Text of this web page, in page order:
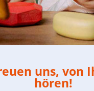
uns, von
hören!